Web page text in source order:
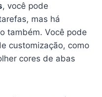
, você pode
mas há
também. Você pode
customização, como
cores de abas